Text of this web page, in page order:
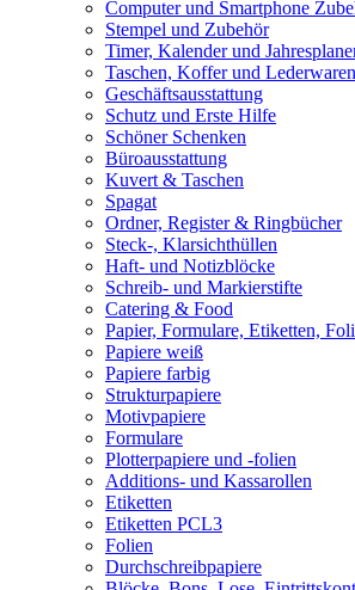
Computer und Smartphone
Stempel und Zubehör
Timer, Kalender und
Taschen, Koffer und Lederwaren
Geschäftsausstattung
Schutz und Erste Hilfe
Schöner Schenken
Büroausstattung
Kuvert & Taschen
Spagat
Ordner, Register & Ringbücher
Steck-, Klarsichthüllen
Haft- und Notizblöcke
Schreib- und Markierstifte
Catering & Food
Papier, Formulare, Etiketten,
Papiere weiß
Papiere farbig
Strukturpapiere
Motivpapiere
Formulare
Plotterpapiere und -folien
Additions- und Kassarollen
Etiketten
Etiketten PCL3
Folien
Durchschreibpapiere